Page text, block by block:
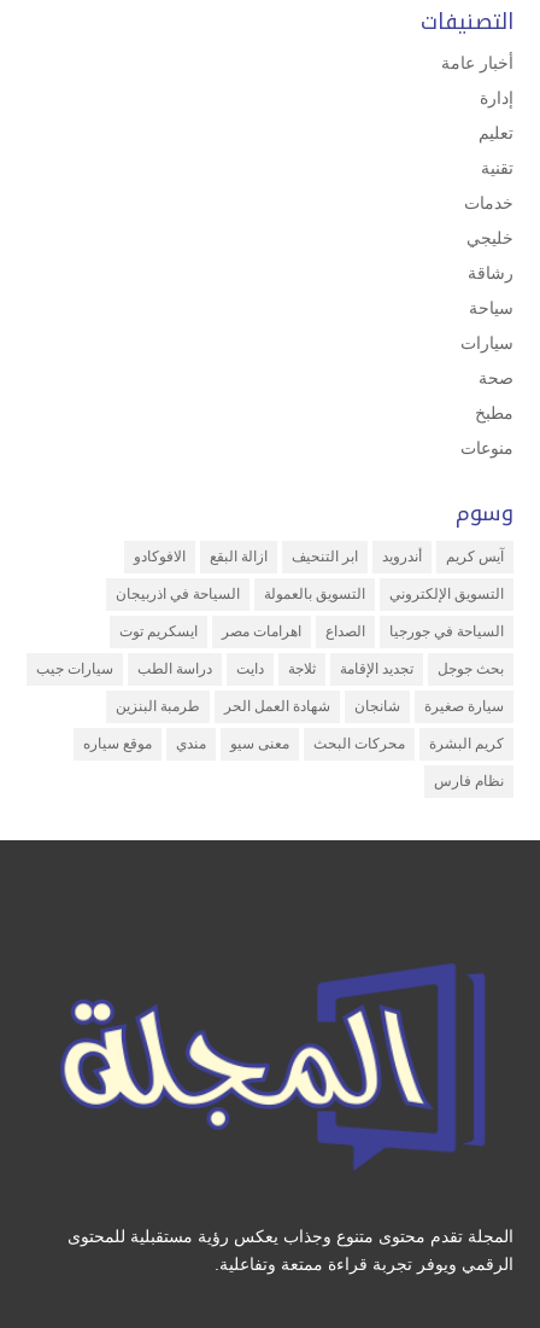
التصنيفات
أخبار عامة
إدارة
تعليم
تقنية
خدمات
خليجي
رشاقة
سياحة
سيارات
صحة
مطبخ
منوعات
وسوم
آيس كريم أندرويد ابر التنحيف ازالة البقع الافوكادو
التسويق الإلكتروني التسويق بالعمولة السياحة في اذربيجان
السياحة في جورجيا الصداع اهرامات مصر ايسكريم توت
بحث جوجل تجديد الإقامة ثلاجة دايت دراسة الطب سيارات جيب
سيارة صغيرة شانجان شهادة العمل الحر طرمبة البنزين
كريم البشرة محركات البحث معنى سيو مندي موقع سياره
نظام فارس
المجلة تقدم محتوى متنوع وجذاب يعكس رؤية مستقبلية للمحتوى
الرقمي ويوفر تجربة قراءة ممتعة وتفاعلية.